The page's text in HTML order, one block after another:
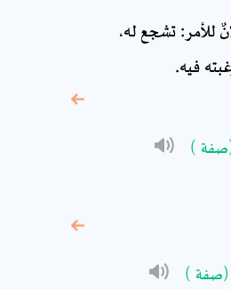
للأمر: تشجع له،
فيه.
)
(صفة )
Comment: *
* sign, it means are